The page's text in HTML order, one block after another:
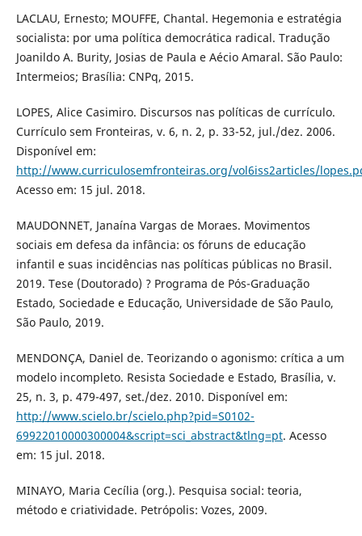
LACLAU, Ernesto; MOUFFE, Chantal. Hegemonia e estratégia
socialista: por uma política democrática radical. Tradução
Joanildo A. Burity, Josias de Paula e Aécio Amaral. São Paulo:
Intermeios; Brasília: CNPq, 2015.
LOPES, Alice Casimiro. Discursos nas políticas de currículo.
Currículo sem Fronteiras, v. 6, n. 2, p. 33-52, jul./dez. 2006.
Disponível em:
http://www.curriculosemfronteiras.org/vol6iss2articles/
Acesso em: 15 jul. 2018.
MAUDONNET, Janaína Vargas de Moraes. Movimentos
sociais em defesa da infância: os fóruns de educação
infantil e suas incidências nas políticas públicas no Brasil.
2019. Tese (Doutorado) ? Programa de Pós-Graduação
Estado, Sociedade e Educação, Universidade de São Paulo,
São Paulo, 2019.
MENDONÇA, Daniel de. Teorizando o agonismo: crítica a um
modelo incompleto. Resista Sociedade e Estado, Brasília, v.
25, n. 3, p. 479-497, set./dez. 2010. Disponível em:
http://www.scielo.br/scielo.php?pid=S0102-
69922010000300004&script=sci_abstract&tlng=pt. Acesso
em: 15 jul. 2018.
MINAYO, Maria Cecília (org.). Pesquisa social: teoria,
método e criatividade. Petrópolis: Vozes, 2009.